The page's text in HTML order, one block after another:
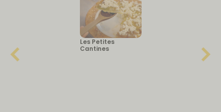
Les Petites
Cantines